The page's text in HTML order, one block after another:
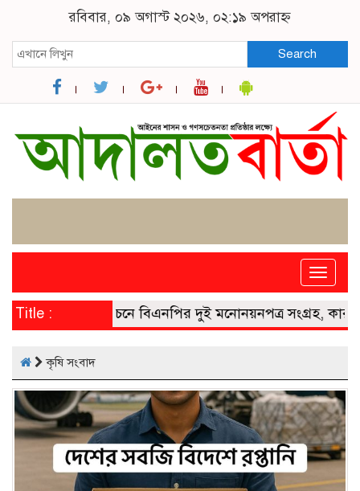
রবিবার, ০৯ অগাস্ট ২০২৬, ০২:১৯ অপরাহ্ন
Search
Toggle
Title :
রাষ্ট্রপতি নির্বাচনে বিএনপির দুই মনোনয়নপত্র সংগ্রহ, কারা সেই
কৃষি সংবাদ